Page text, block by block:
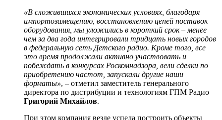
«В сложившихся экономических условиях, благодаря
импортозамещению, восстановлению цепей поставок
оборудования, мы уложились в короткий срок – менее
чем за два года интегрировали тридцать новых городов
в федеральную сеть Детского радио. Кроме того, все
это время продолжали активно участвовать и
побеждать в конкурсах Роскомнадзора, вели сделки по
приобретению частот, запускали другие наши
форматы», – отметил заместитель генерального
директора по дистрибуции и технологиям ГПМ Радио
Григорий Михайлов.
При этом компания везде успела построить объекты